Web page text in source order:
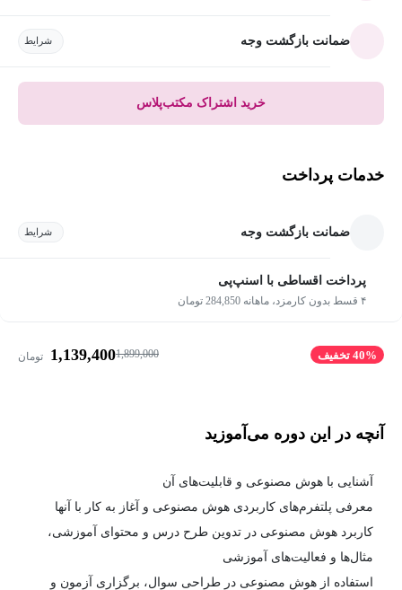
ضمانت بازگشت وجه شرایط
خرید اشتراک مکتب‌پلاس
خدمات پرداخت
ضمانت بازگشت وجه شرایط
پرداخت اقساطی با اسنپ‌پی
۴ قسط بدون کارمزد، ماهانه 284,850 تومان
40% تخفیف 1,899,000
1,139,400 تومان
آنچه در این دوره می‌آموزید
آشنایی با هوش مصنوعی و قابلیت‌های آن
معرفی پلتفرم‌های کاربردی هوش مصنوعی و آغاز به کار با آنها
کاربرد هوش مصنوعی در تدوین طرح درس و محتوای آموزشی،
مثال‌ها و فعالیت‌های آموزشی
استفاده از هوش مصنوعی در طراحی سوال، برگزاری آزمون و